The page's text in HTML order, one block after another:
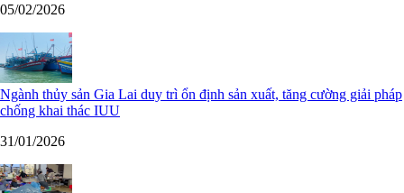
05/02/2026
Ngành thủy sản Gia Lai duy trì ổn định sản xuất, tăng cường giải pháp
chống khai thác IUU
31/01/2026